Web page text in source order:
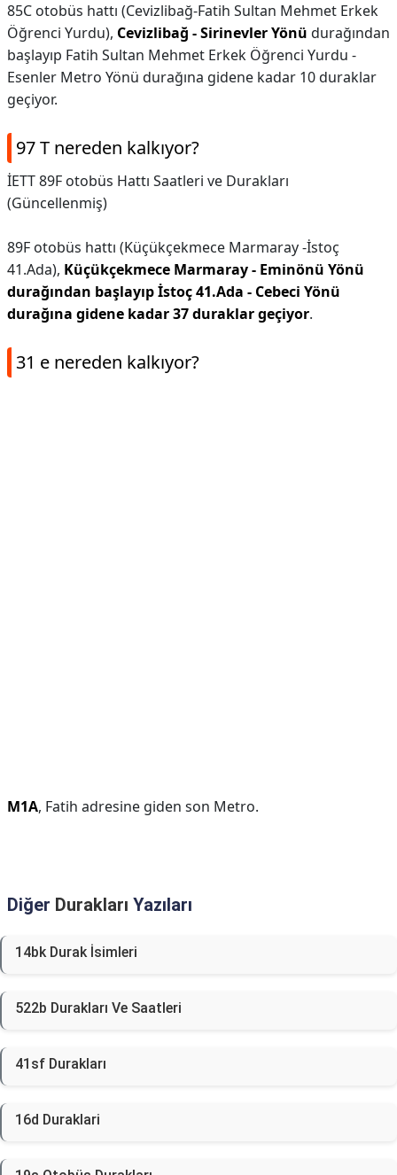
85C otobüs hattı (Cevizlibağ-Fatih Sultan Mehmet Erkek
Öğrenci Yurdu), Cevizlibağ - Sirinevler Yönü durağından
başlayıp Fatih Sultan Mehmet Erkek Öğrenci Yurdu -
Esenler Metro Yönü durağına gidene kadar 10 duraklar
geçiyor.
97 T nereden kalkıyor?
İETT 89F otobüs Hattı Saatleri ve Durakları
(Güncellenmiş)
89F otobüs hattı (Küçükçekmece Marmaray -İstoç
41.Ada), Küçükçekmece Marmaray - Eminönü Yönü
durağından başlayıp İstoç 41.Ada - Cebeci Yönü
durağına gidene kadar 37 duraklar geçiyor.
31 e nereden kalkıyor?
M1A, Fatih adresine giden son Metro.
Diğer Durakları Yazıları
14bk Durak İsimleri
522b Durakları Ve Saatleri
41sf Durakları
16d Duraklari